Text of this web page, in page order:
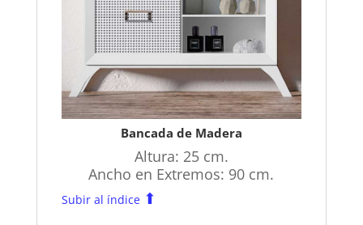
Bancada de Madera
Altura: 25 cm.
Ancho en Extremos: 90 cm.
Subir al índice ⬆